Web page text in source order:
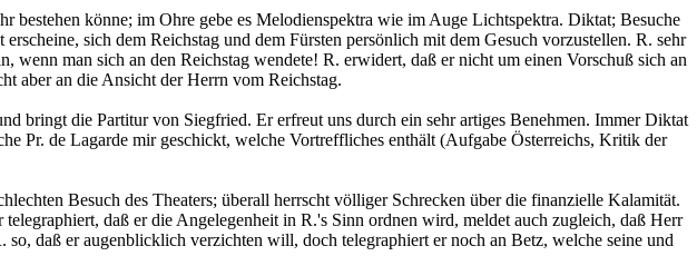
bestehen könne; im Ohre gebe es Melodienspektra wie im Auge Lichtspektra. Diktat; Besuche
sich dem Reichstag und dem Fürsten persönlich mit dem Gesuch vorzustellen. R. sehr
wenn man sich an den Reichstag wendete! R. erwidert, daß er nicht um einen Vorschuß sich an
aber an die Ansicht der Herrn vom Reichstag.
bringt die Partitur von Siegfried. Er erfreut uns durch ein sehr artiges Benehmen. Immer Diktat
Pr. de Lagarde mir geschickt, welche Vortreffliches enthält (Aufgabe Österreichs, Kritik der
Besuch des Theaters; überall herrscht völliger Schrecken über die finanzielle Kalamität.
daß er die Angelegenheit in R.'s Sinn ordnen wird, meldet auch zugleich, daß Herr
daß er augenblicklich verzichten will, doch telegraphiert er noch an Betz, welche seine und